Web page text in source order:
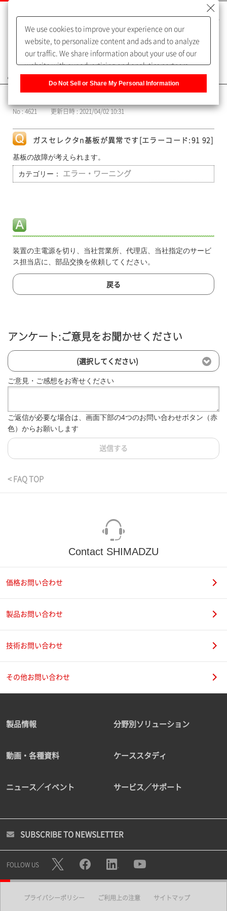
よくあるご質問（FAQ）
No : 4621 更新日時 : 2021/04/02 10:31
ガスセレクタn基板が異常です[エラーコード:91 92]
基板の故障が考えられます。
カテゴリー： エラー・ワーニング
装置の主電源を切り、当社営業所、代理店、当社指定のサービ
ス担当店に、部品交換を依頼してください。
戻る
アンケート:ご意見をお聞かせください
(選択してください)
ご意見・ご感想をお寄せください
ご返信が必要な場合は、画面下部の4つのお問い合わせボタン（赤
色）からお願いします
送信する
< FAQ TOP
Contact SHIMADZU
価格お問い合わせ
製品お問い合わせ
技術お問い合わせ
その他お問い合わせ
製品情報 分野別ソリューション
動画・各種資料 ケーススタディ
ニュース／イベント サービス／サポート
SUBSCRIBE TO NEWSLETTER
FOLLOW US
プライバシーポリシー ご利用上の注意 サイトマップ
We use cookies to improve your experience on our
website, to personalize content and ads and to analyze
our traffic. We share information about your use of our
website with our advertising and analytics partners,
of our sharing information about you with our partners.
Information] to customize your cookie settings on our
Do Not Sell or Share My Personal Information